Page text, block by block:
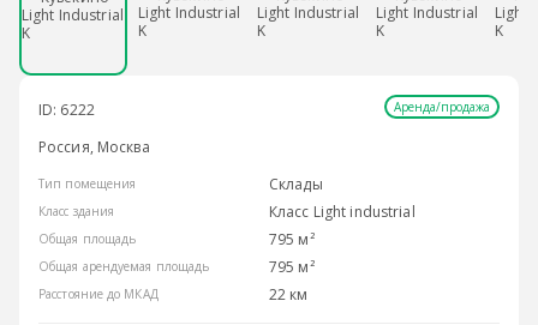
ID: 6222 Аренда/продажа
Россия, Москва
Тип помещения Склады
Класс здания Класс Light industrial
Общая площадь 795 м²
Общая арендуемая площадь 795 м²
Расстояние до МКАД 22 км